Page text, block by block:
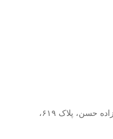
شعبه مرکزی : شاه عباسی، جنب امام زاده حسن، پلاک ۶۱۹،